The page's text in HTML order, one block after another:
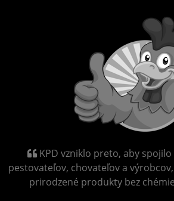
KPD vzniklo preto, aby
pestovateľov, chovateľov a
prirodzené produkty bez